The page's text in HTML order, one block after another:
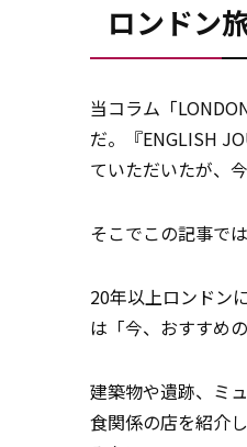
ロンドン
当コラム「
だ。『ENGLISH
ていただいたが、
そこでこの記事で
20年以上ロンドン
は「今、おすすめ
建築物や遺跡、ミ
食関係の店を紹介